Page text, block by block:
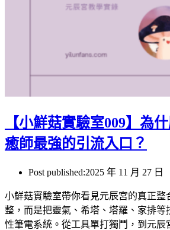
【小鮮菇實驗室009】為
癒師最強的引流入口？
Post published:2025 年 11 月 27 日
小鮮菇實驗室帶你看見元辰宮的真正整
整，而是把靈氣、希塔、塔羅、家排等
性筆電系統。從工具單打獨鬥，到元辰